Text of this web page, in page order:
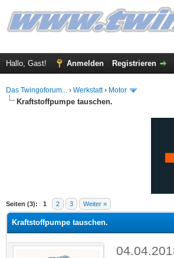
Hallo, Gast! Anmelden Registrieren
Das Twingoforum... › Werkstatt› Motor
Kraftstoffpumpe tauschen.
Seiten (3): 1 2 3 Weiter »
Durchschnitt
Kraftstoffpumpe tauschen.